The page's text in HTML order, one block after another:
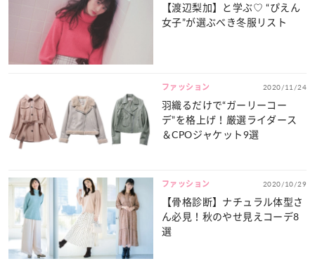
【渡辺梨加】と学ぶ♡ “ぴえん
女子”が選ぶべき冬服リスト
ファッション 2020/11/24
羽織るだけで“ガーリーコー
デ”を格上げ！厳選ライダース
＆CPOジャケット9選
ファッション 2020/10/29
【骨格診断】ナチュラル体型さ
ん必見！秋のやせ見えコーデ8
選